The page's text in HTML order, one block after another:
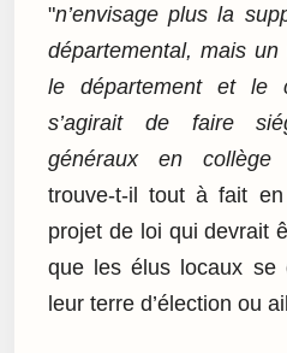
"n’envisage plus la
départemental, mais un
le département et le
s’agirait de faire
généraux en collège
trouve-t-il tout à fait en
projet de loi qui devrait
que les élus locaux se
leur terre d’élection ou